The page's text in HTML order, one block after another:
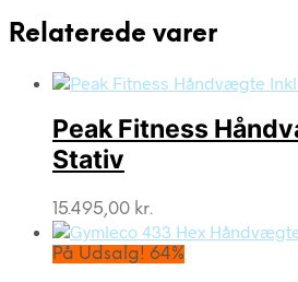
Relaterede varer
Peak Fitness
Stativ
15.495,00 kr.
På Udsalg! 64%